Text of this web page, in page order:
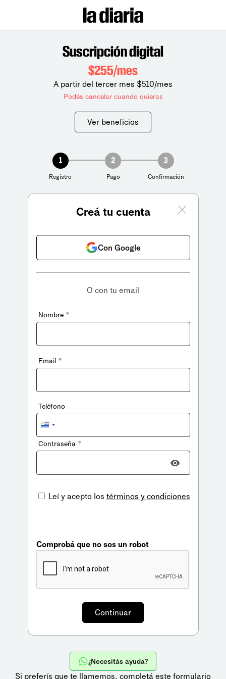
Suscripción digital
$255/mes
A partir del tercer mes $510/mes
Podés cancelar cuando quieras
Ver beneficios
1
Registro
2
Pago
3
Confirmación
Creá tu cuenta
Con Google
O con tu email
Nombre *
Email *
Teléfono
Uruguay
+598
Contraseña *
Leí y acepto los términos y condiciones
Comprobá que no sos un robot
¿Necesitás ayuda?
Si preferís que te llamemos, completá este formulario